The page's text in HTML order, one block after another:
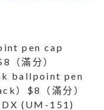
pen cap
（滿分）
ballpoint pen
）$8（滿分）
(UM-151)